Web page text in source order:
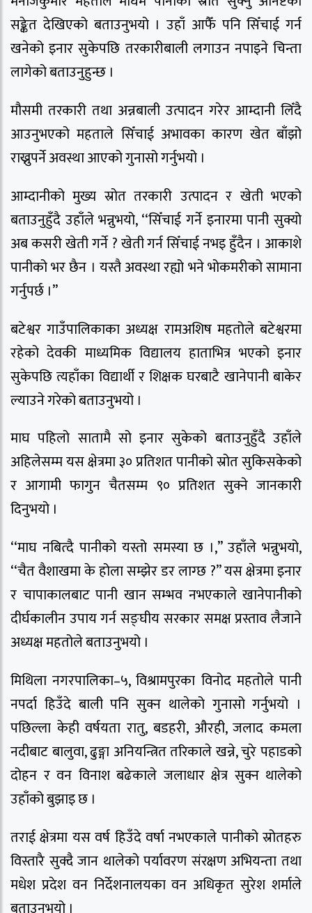
सङ्केत देखिएको बताउनुभयो । उहाँ आफैँ पनि सिँचाई गर्न
खनेको इनार सुकेपछि तरकारीबाली लगाउन नपाइने चिन्ता
लागेको बताउनुहुन्छ ।
मौसमी तरकारी तथा अन्नबाली उत्पादन गरेर आम्दानी लिँदै
आउनुभएको महताले सिँचाई अभावका कारण खेत बाँझो
राख्नुपर्ने अवस्था आएको गुनासो गर्नुभयो ।
आम्दानीको मुख्य स्रोत तरकारी उत्पादन र खेती भएको
बताउनुहुँदै उहाँले भन्नुभयो, ‘‘सिँचाई गर्ने इनारमा पानी सुक्यो
अब कसरी खेती गर्ने ? खेती गर्न सिँचाई नभइ हुँदैन । आकाशे
पानीको भर छैन । यस्तै अवस्था रह्यो भने भोकमरीको सामाना
गर्नुपर्छ ।’’
बटेश्वर गाउँपालिकाका अध्यक्ष रामअशिष महतोले बटेश्वरमा
रहेको देवकी माध्यमिक विद्यालय हाताभित्र भएको इनार
सुकेपछि त्यहाँका विद्यार्थी र शिक्षक घरबाटै खानेपानी बाकेर
ल्याउने गरेको बताउनुभयो ।
माघ पहिलो सातामै सो इनार सुकेको बताउनुहुँदै उहाँले
अहिलेसम्म यस क्षेत्रमा ३० प्रतिशत पानीको स्रोत सुकिसकेको
र आगामी फागुन चैतसम्म ९० प्रतिशत सुक्ने जानकारी
दिनुभयो ।
‘‘माघ नबित्दै पानीको यस्तो समस्या छ ।,’’ उहाँले भन्नुभयो,
‘‘चैत वैशाखमा के होला सम्झेर डर लाग्छ ?” यस क्षेत्रमा इनार
र चापाकालबाट पानी खान सम्भव नभएकाले खानेपानीको
दीर्घकालीन उपाय गर्न सङ्घीय सरकार समक्ष प्रस्ताव लैजाने
अध्यक्ष महतोले बताउनुभयो ।
मिथिला नगरपालिका–५, विश्रामपुरका विनोद महतोले पानी
नपर्दा हिउँदे बाली पनि सुक्न थालेको गुनासो गर्नुभयो ।
पछिल्ला केही वर्षयता रातु, बडहरी, औरही, जलाद कमला
नदीबाट बालुवा, ढुङ्गा अनियन्त्रित तरिकाले खन्ने, चुरे पहाडको
दोहन र वन विनाश बढेकाले जलाधार क्षेत्र सुक्न थालेको
उहाँको बुझाइ छ ।
तराई क्षेत्रमा यस वर्ष हिउँदे वर्षा नभएकाले पानीको स्रोतहरु
विस्तारै सुक्दै जान थालेको पर्यावरण संरक्षण अभियन्ता तथा
मधेश प्रदेश वन निर्देशनालयका वन अधिकृत सुरेश शर्माले